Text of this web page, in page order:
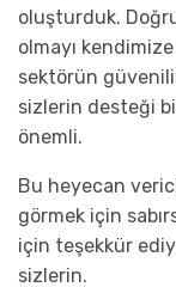
oluşturduk.
olmayı
sektörün
sizlerin desteği
önemli.
Bu heyecan
görmek için
için teşekkür
sizlerin.